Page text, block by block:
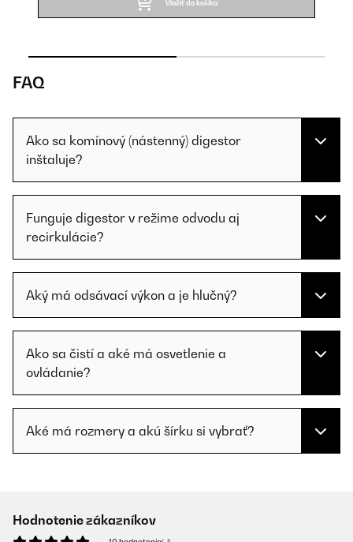
Vložiť do košíka
FAQ
Ako sa komínový (nástenný) digestor
inštaluje?
Funguje digestor v režime odvodu aj
recirkulácie?
Aký má odsávací výkon a je hlučný?
Ako sa čistí a aké má osvetlenie a
ovládanie?
Aké má rozmery a akú šírku si vybrať?
Hodnotenie zákazníkov